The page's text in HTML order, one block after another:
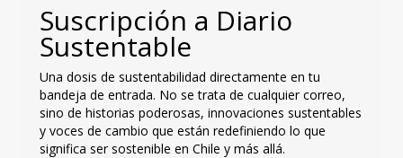
Suscripción a Diario
Sustentable
Una dosis de sustentabilidad directamente en tu
bandeja de entrada. No se trata de cualquier correo,
sino de historias poderosas, innovaciones sustentables
y voces de cambio que están redefiniendo lo que
significa ser sostenible en Chile y más allá.